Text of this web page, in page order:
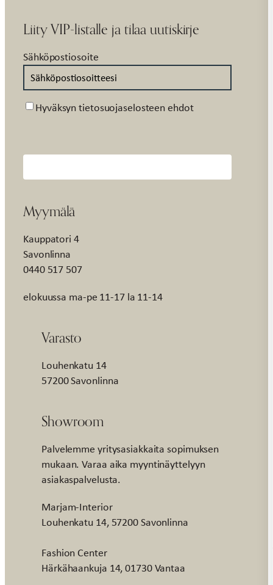
Liity VIP-listalle ja tilaa uutiskirje
Sähköpostiosoite
Suostumus
Hyväksyn tietosuojaselosteen ehdot
Myymälä
Kauppatori 4
Savonlinna
0440 517 507
elokuussa ma-pe 11-17 la 11-14
Varasto
Louhenkatu 14
57200 Savonlinna
Showroom
Palvelemme yritysasiakkaita sopimuksen
mukaan. Varaa aika myyntinäyttelyyn
asiakaspalvelusta.
Marjam-Interior
Louhenkatu 14, 57200 Savonlinna
Fashion Center
Härkähaankuja 14, 01730 Vantaa